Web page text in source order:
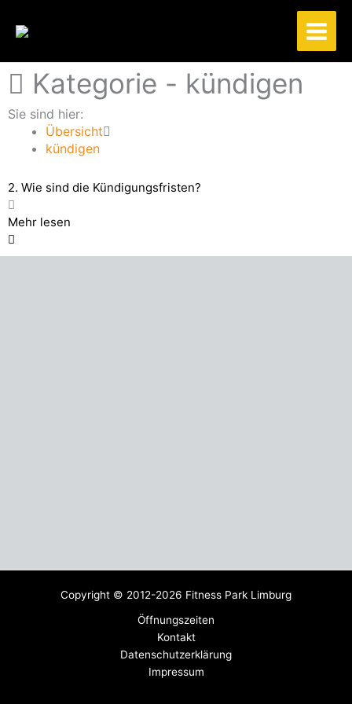
Inhalt
Kategorie - kündigen
Sie sind hier:
Übersicht
kündigen
2. Wie sind die Kündigungsfristen?
Mehr lesen
Copyright © 2012-2026 Fitness Park Limburg
Öffnungszeiten
Kontakt
Datenschutzerklärung
Impressum